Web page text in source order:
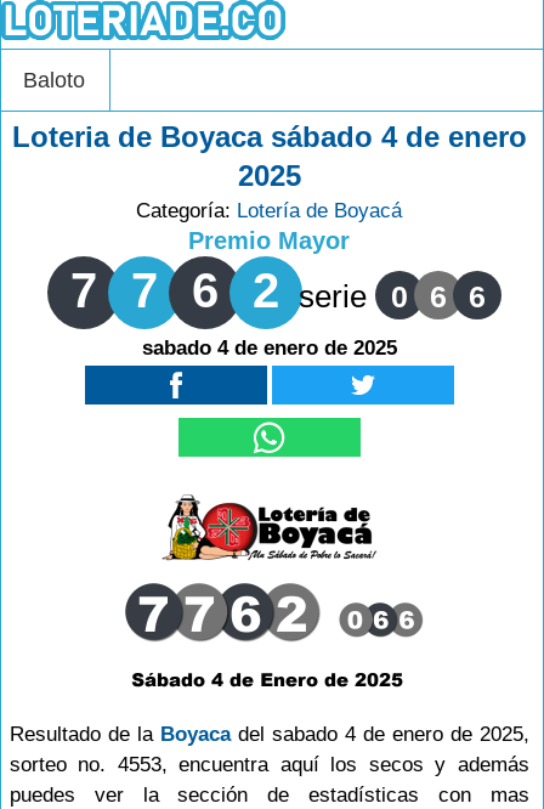
Baloto
Loteria de Boyaca sábado 4 de enero
2025
Categoría: Lotería de Boyacá
Premio Mayor
7 7 6 2 serie 0 6 6
sabado 4 de enero de 2025
Resultado de la Boyacadel sabado 4 de enero de 2025,
sorteo no. 4553, encuentra aquí los secos y además
puedes ver la sección de estadísticas con mas